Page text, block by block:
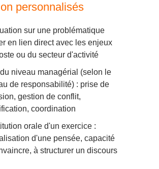
personnalisés
sur une problématique
en lien direct avec les enjeux
ou du secteur d'activité
niveau managérial (selon le
de responsabilité) : prise de
gestion de conflit,
coordination
orale d'un exercice :
d'une pensée, capacité
à structurer un discours